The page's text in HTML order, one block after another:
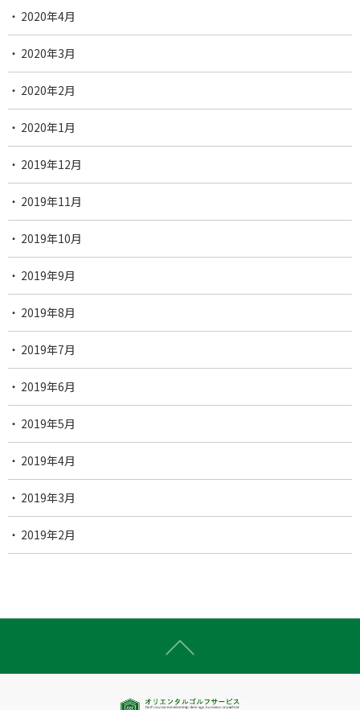
2020年4月
2020年3月
2020年2月
2020年1月
2019年12月
2019年11月
2019年10月
2019年9月
2019年8月
2019年7月
2019年6月
2019年5月
2019年4月
2019年3月
2019年2月